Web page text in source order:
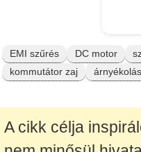
EMI szűrés DC motor
kommutátor zaj
árnyékolás
A cikk célja